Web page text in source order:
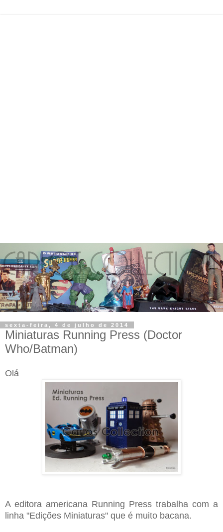
sexta-feira, 4 de julho de 2014
Miniaturas Running Press (Doctor
Who/Batman)
Olá
A editora americana Running Press trabalha com a
linha "Edições Miniaturas" que é muito bacana.